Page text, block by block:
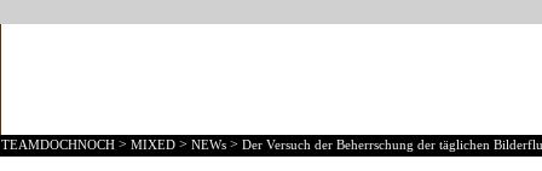
TEAMDOCHNOCH > MIXED > NEWs > Der Versuch der Beherrschung der täglichen